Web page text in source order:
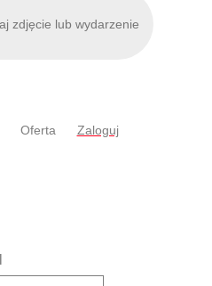
Oferta Zaloguj